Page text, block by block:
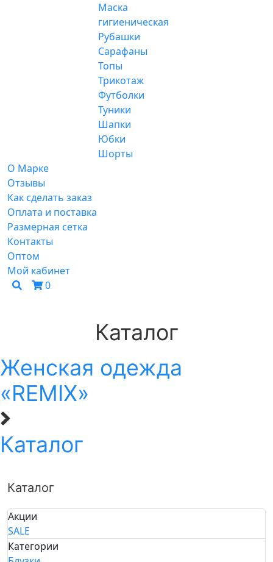
Маска
гигиеническая
Рубашки
Сарафаны
Топы
Трикотаж
Футболки
Туники
Шапки
Юбки
Шорты
О Марке
Отзывы
Как сделать заказ
Оплата и поставка
Размерная сетка
Контакты
Оптом
Мой кабинет
0
Каталог
Женская одежда
«REMIX»
Каталог
Каталог
Акции
SALE
Категории